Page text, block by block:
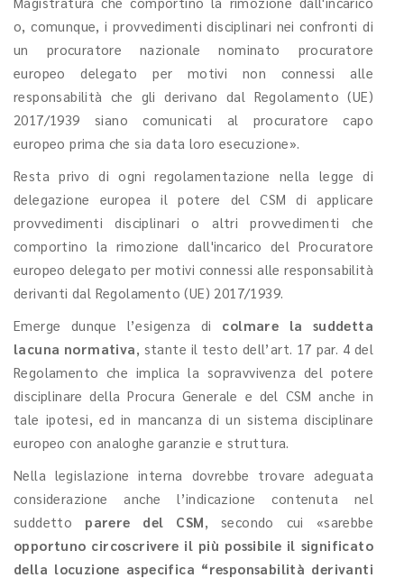
o, comunque, i provvedimenti disciplinari nei confronti di
un procuratore nazionale nominato procuratore
europeo delegato per motivi non connessi alle
responsabilità che gli derivano dal Regolamento (UE)
2017/1939 siano comunicati al procuratore capo
europeo prima che sia data loro esecuzione».
Resta privo di ogni regolamentazione nella legge di
delegazione europea il potere del CSM di applicare
provvedimenti disciplinari o altri provvedimenti che
comportino la rimozione dall'incarico del Procuratore
europeo delegato per motivi connessi alle responsabilità
derivanti dal Regolamento (UE) 2017/1939.
Emerge dunque l’esigenza di colmare la suddetta
lacuna normativa , stante il testo dell’art. 17 par. 4 del
Regolamento che implica la sopravvivenza del potere
disciplinare della Procura Generale e del CSM anche in
tale ipotesi, ed in mancanza di un sistema disciplinare
europeo con analoghe garanzie e struttura.
Nella legislazione interna dovrebbe trovare adeguata
considerazione anche l’indicazione contenuta nel
suddetto parere del CSM , secondo cui «sarebbe
opportuno circoscrivere il più possibile il significato
della locuzione aspecifica “responsabilità derivanti